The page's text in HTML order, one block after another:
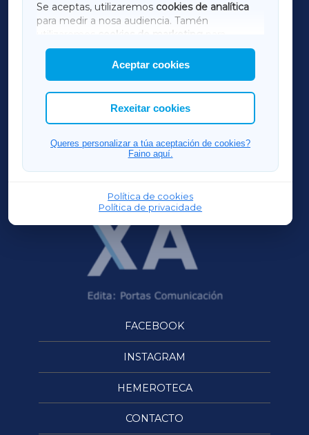
Se aceptas, utilizaremos cookies de analítica
para medir a nosa audiencia. Tamén
utilizaremos
cookies de marketing
mostrar publicidade de terceiros.
Así mesmo, podes personalizar a elección das
cookies que desexas permitir.
Aceptar cookies
Rexeitar cookies
Queres personalizar a túa aceptación de cookies?
Faino aquí.
Política de cookies
Política de privacidade
AMARIÑAXA
RIBEIRASACRAXA
ACORUÑAXA
FERROLXA
OURENSEXA
FACEBOOK
INSTAGRAM
HEMEROTECA
CONTACTO